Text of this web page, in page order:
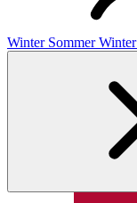
Winter Sommer Winter